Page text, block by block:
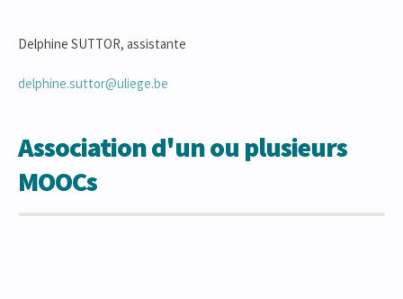
Delphine SUTTOR, assistante
delphine.suttor@uliege.be
Association d'un ou plusieurs
MOOCs